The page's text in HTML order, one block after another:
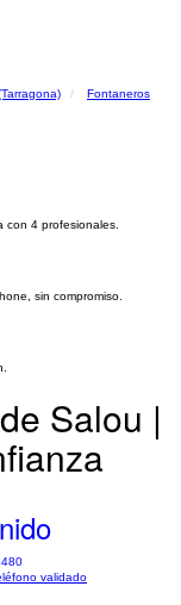
Fontaneros
con 4 profesionales.
sin compromiso.
Salou |
validado